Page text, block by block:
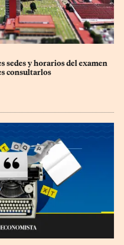
sedes y horarios del examen
consultarlos